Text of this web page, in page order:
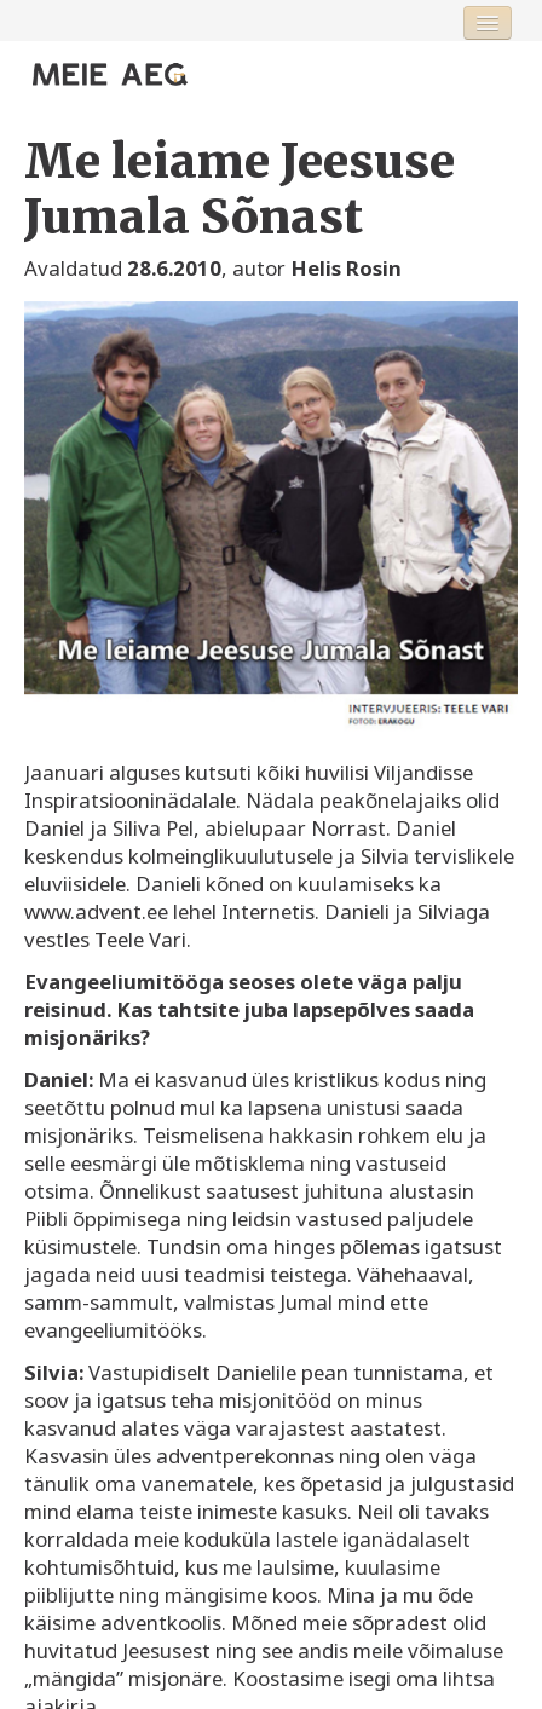
Esileht
Rubriigid
Toimetus
Logi sisse või registreeru
Me leiame Jeesuse
Jumala Sõnast
Avaldatud 28.6.2010, autor Helis Rosin
Jaanuari alguses kutsuti kõiki huvilisi Viljandisse
Inspiratsiooninädalale. Nädala peakõnelajaiks olid
Daniel ja Siliva Pel, abielupaar Norrast. Daniel
keskendus kolmeinglikuulutusele ja Silvia tervislikele
eluviisidele. Danieli kõned on kuulamiseks ka
www.advent.ee lehel Internetis. Danieli ja Silviaga
vestles Teele Vari.
Evangeeliumitööga seoses olete väga palju
reisinud. Kas tahtsite juba lapsepõlves saada
misjonäriks?
Daniel: Ma ei kasvanud üles kristlikus kodus ning
seetõttu polnud mul ka lapsena unistusi saada
misjonäriks. Teismelisena hakkasin rohkem elu ja
selle eesmärgi üle mõtisklema ning vastuseid
otsima. Õnnelikust saatusest juhituna alustasin
Piibli õppimisega ning leidsin vastused paljudele
küsimustele. Tundsin oma hinges põlemas igatsust
jagada neid uusi teadmisi teistega. Vähehaaval,
samm-sammult, valmistas Jumal mind ette
evangeeliumitööks.
Silvia:Vastupidiselt Danielile pean tunnistama, et
soov ja igatsus teha misjonitööd on minus
kasvanud alates väga varajastest aastatest.
Kasvasin üles adventperekonnas ning olen väga
tänulik oma vanematele, kes õpetasid ja julgustasid
mind elama teiste inimeste kasuks. Neil oli tavaks
korraldada meie koduküla lastele iganädalaselt
kohtumisõhtuid, kus me laulsime, kuulasime
piiblijutte ning mängisime koos. Mina ja mu õde
käisime adventkoolis. Mõned meie sõpradest olid
huvitatud Jeesusest ning see andis meile võimaluse
„mängida” misjonäre. Koostasime isegi oma lihtsa